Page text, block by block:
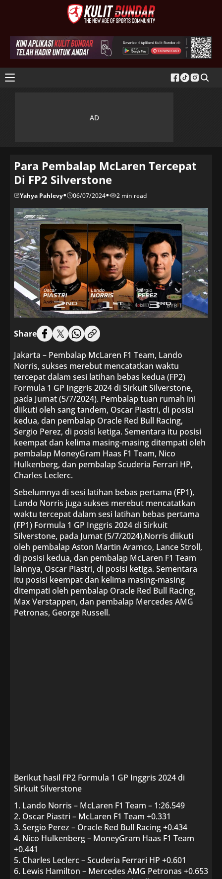
Para Pembalap McLaren Tercepat
Di FP2 Silverstone
Yahya Pahlevy• 06/07/2024• 2 min read
Share
Jakarta – Pembalap McLaren F1 Team, Lando
Norris, sukses merebut mencatatkan waktu
tercepat dalam sesi latihan bebas kedua (FP2)
Formula 1 GP Inggris 2024 di Sirkuit Silverstone,
pada Jumat (5/7/2024). Pembalap tuan rumah ini
diikuti oleh sang tandem, Oscar Piastri, di posisi
kedua, dan pembalap Oracle Red Bull Racing,
Sergio Perez, di posisi ketiga. Sementara itu posisi
keempat dan kelima masing-masing ditempati oleh
pembalap MoneyGram Haas F1 Team, Nico
Hulkenberg, dan pembalap Scuderia Ferrari HP,
Charles Leclerc.
Sebelumnya di sesi latihan bebas pertama (FP1),
Lando Norris juga sukses merebut mencatatkan
waktu tercepat dalam sesi latihan bebas pertama
(FP1) Formula 1 GP Inggris 2024 di Sirkuit
Silverstone, pada Jumat (5/7/2024).Norris diikuti
oleh pembalap Aston Martin Aramco, Lance Stroll,
di posisi kedua, dan pembalap McLaren F1 Team
lainnya, Oscar Piastri, di posisi ketiga. Sementara
itu posisi keempat dan kelima masing-masing
ditempati oleh pembalap Oracle Red Bull Racing,
Max Verstappen, dan pembalap Mercedes AMG
Petronas, George Russell.
Berikut hasil FP2 Formula 1 GP Inggris 2024 di
Sirkuit Silverstone
1. Lando Norris – McLaren F1 Team – 1:26.549
2. Oscar Piastri – McLaren F1 Team +0.331
3. Sergio Perez – Oracle Red Bull Racing +0.434
4. Nico Hulkenberg – MoneyGram Haas F1 Team
+0.441
5. Charles Leclerc – Scuderia Ferrari HP +0.601
6. Lewis Hamilton – Mercedes AMG Petronas +0.653